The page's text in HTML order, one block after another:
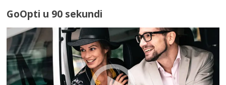
GoOpti u 90 sekundi